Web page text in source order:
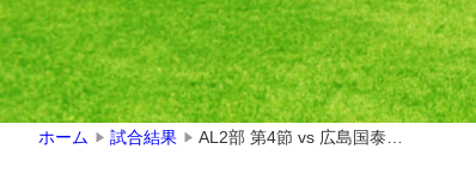
ホーム ▶ 試合結果 ▶